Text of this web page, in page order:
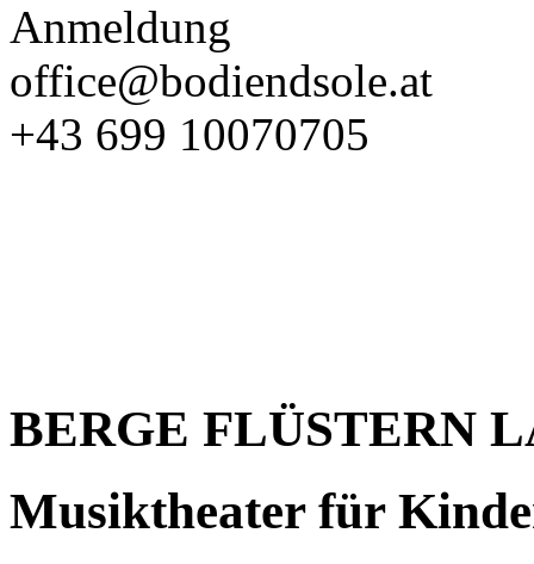
Anmeldung
office@bodiendsole.at
+43 699 10070705
BERGE FLÜSTERN
Musiktheater für